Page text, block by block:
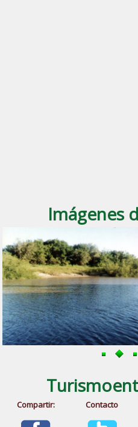
Imágenes
Compartir: Contacto